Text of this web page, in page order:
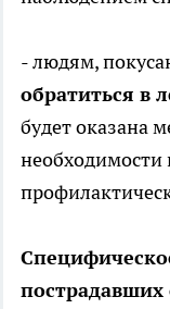
- людям,
обратиться в
будет оказана
необходимости
пострадавших